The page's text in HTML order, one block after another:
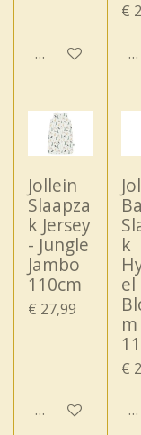
In winkelwagen
€
Jollein
Slaapza
k Jersey
- Jungle
Jambo
110cm
€ 27,99
In winkelwagen
k
el
m
€